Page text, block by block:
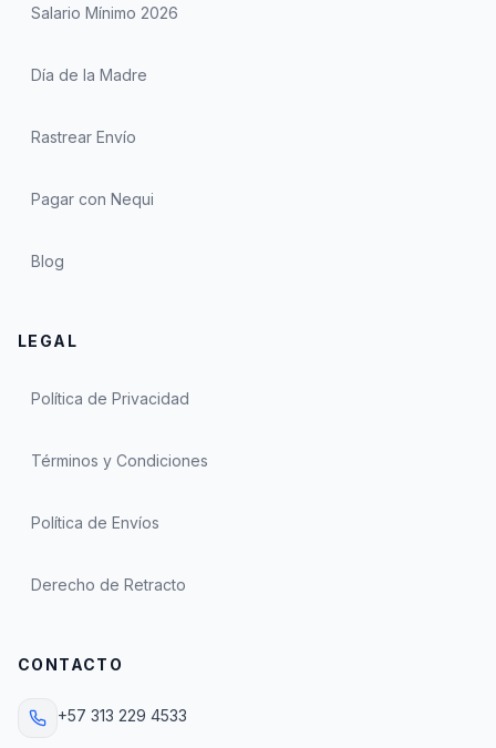
Salario Mínimo 2026
Día de la Madre
Rastrear Envío
Pagar con Nequi
Blog
LEGAL
Política de Privacidad
Términos y Condiciones
Política de Envíos
Derecho de Retracto
CONTACTO
+57 313 229 4533